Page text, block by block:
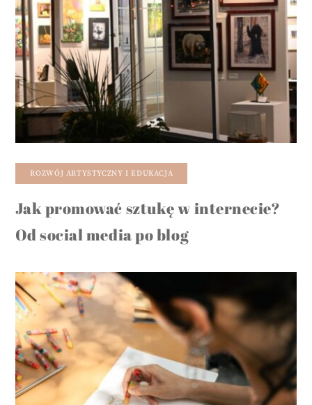
ROZWÓJ ARTYSTYCZNY I EDUKACJA
Jak promować sztukę w internecie?
Od social media po blog